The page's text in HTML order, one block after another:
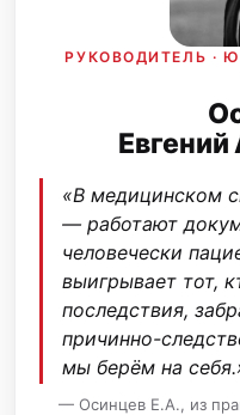
РУКОВОДИТЕЛЬ ·
Евгений
«В медицинском
— работают
человечески
выигрывает тот,
последствия,
причинно-
мы берём на
— Осинцев Е.А., из